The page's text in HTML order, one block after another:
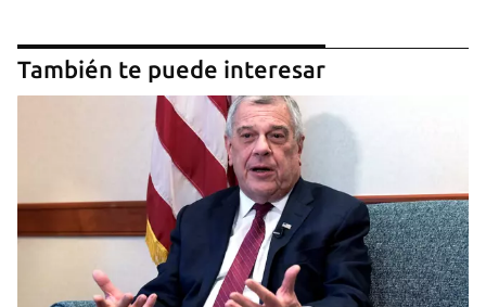
También te puede interesar